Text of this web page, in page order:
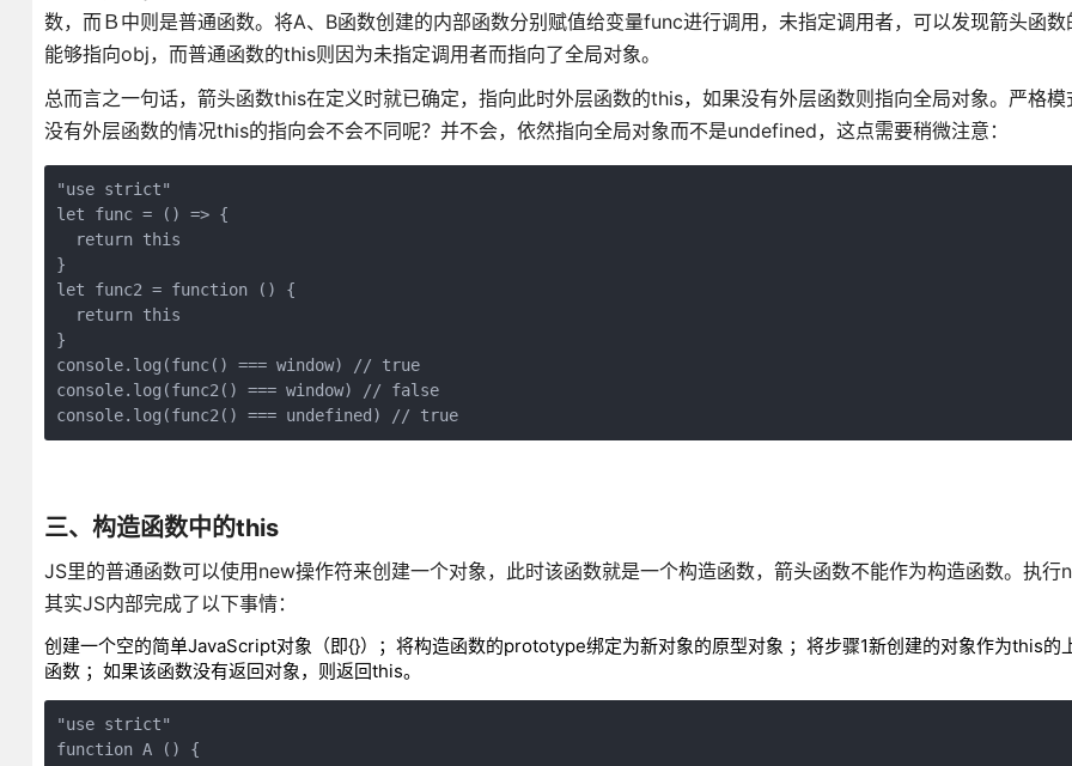
数，而Ｂ中则是普通函数。将A、B函数创建的内部函数分别赋值给变量func进行调用，未指定调用者，可以发现箭头函
能够指向obj，而普通函数的this则因为未指定调用者而指向了全局对象。
总而言之一句话，箭头函数this在定义时就已确定，指向此时外层函数的this，如果没有外层函数则指向全局对象。严格模
没有外层函数的情况this的指向会不会不同呢？并不会，依然指向全局对象而不是undefined，这点需要稍微注意：
"use strict"
let func = () => {
  return this
}
let func2 = function () {
  return this
}
console.log(func() === window) // true
console.log(func2() === window) // false
console.log(func2() === undefined) // true
三、构造函数中的this
JS里的普通函数可以使用new操作符来创建一个对象，此时该函数就是一个构造函数，箭头函数不能作为构造函数。执行
其实JS内部完成了以下事情：
创建一个空的简单JavaScript对象（即{}）；将构造函数的prototype绑定为新对象的原型对象 ；将步骤1新创建的对象作为this的
函数 ；如果该函数没有返回对象，则返回this。
"use strict"
function A () {